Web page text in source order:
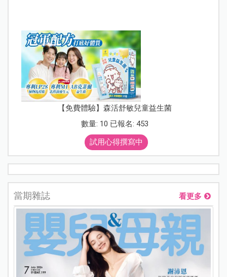
【免費體驗】森活舒敏兒童益生菌
數量: 10 已報名: 453
試用心得撰寫中
當期雜誌 看更多